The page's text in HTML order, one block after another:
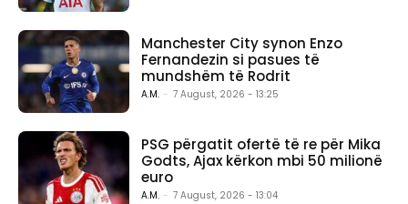
Manchester City synon Enzo
Fernandezin si pasues të
mundshëm të Rodrit
A.M. - 7 August, 2026 - 13:25
PSG përgatit ofertë të re për Mika
Godts, Ajax kërkon mbi 50 milionë
euro
A.M. - 7 August, 2026 - 13:04